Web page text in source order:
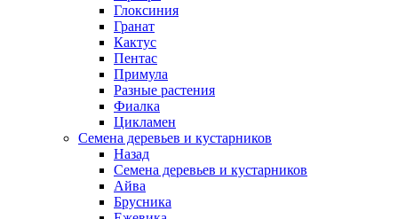
Глоксиния
Гранат
Кактус
Пентас
Примула
Разные растения
Фиалка
Цикламен
Семена деревьев и кустарников
Назад
Семена деревьев и кустарников
Айва
Брусника